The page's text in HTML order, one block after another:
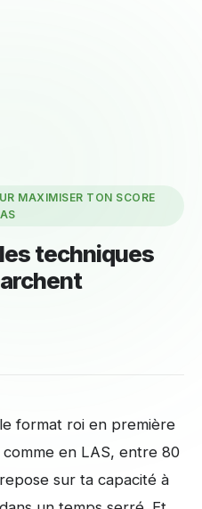
MAXIMISER TON SCORE
techniques
format roi en première
en LAS, entre 80
sur ta capacité à